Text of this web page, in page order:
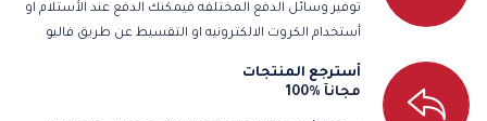
توفير وسائل الدفع المختلفه فيمكنك الدفع عند الأستلام او
أستخدام الكروت الالكترونيه او التقسيط عن طريق فاليو
أسترجع المنتجات
مجانآ %100